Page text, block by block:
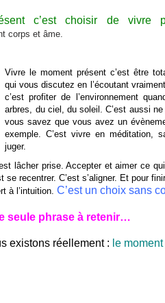
c’est choisir de vivre
corps et âme.
Vivre le moment présent c’est être
qui vous discutez en l’écoutant
c’est profiter de l’environnement
arbres, du ciel, du soleil. C’est aussi
vous savez que vous avez un
exemple. C’est vivre en méditation,
juger.
lâcher prise. Accepter et aimer ce
se recentrer. C’est s’aligner. Et pour
à l’intuition. C’est un choix sans
seule phrase à retenir…
existons réellement : le